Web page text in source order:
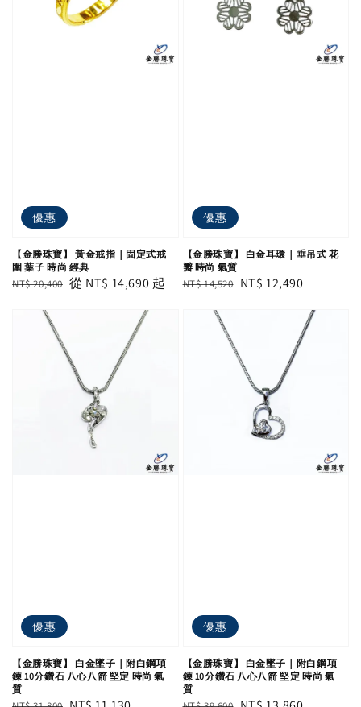
優惠
【金勝珠寶】 黃金戒指｜固定式戒
圍 葉子 時尚 經典
Regular
NT$ 20,400 Sale
從 NT$ 14,690 起
優惠
【金勝珠寶】 白金耳環｜垂吊式 花
瓣 時尚 氣質
Regular
NT$ 14,520 Sale
NT$ 12,490
優惠
【金勝珠寶】 白金墜子｜附白鋼項
鍊 10分鑽石 八心八箭 堅定 時尚 氣
質
優惠
【金勝珠寶】 白金墜子｜附白鋼項
鍊 10分鑽石 八心八箭 堅定 時尚 氣
質